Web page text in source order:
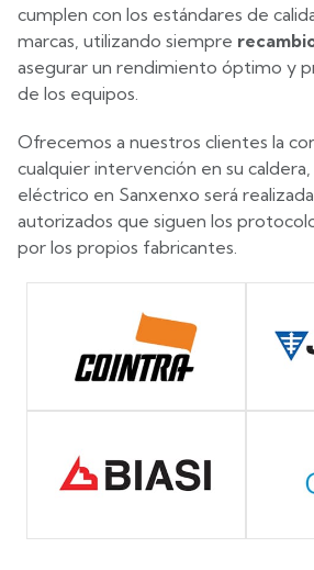
cumplen con los estándares de
marcas, utilizando siempre
asegurar un rendimiento óptimo y
de los equipos.
Ofrecemos a nuestros clientes la
cualquier intervención en su
eléctrico en Sanxenxo será
autorizados que siguen los
por los propios fabricantes.